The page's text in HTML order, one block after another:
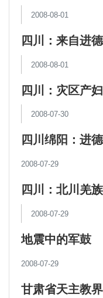
2008-08-01
四川：来自进
2008-08-01
四川：灾区产
2008-07-30
四川绵阳：进
2008-07-29
四川：北川羌
2008-07-29
地震中的军鼓
2008-07-29
甘肃省天主教